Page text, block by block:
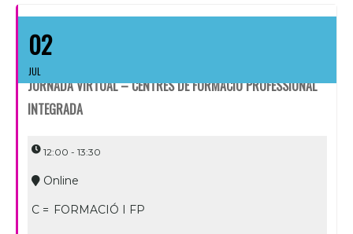
02
JUL
JORNADA VIRTUAL – CENTRES DE FORMACIÓ PROFESSIONAL
INTEGRADA
12:00 - 13:30
Online
C = FORMACIÓ I FP